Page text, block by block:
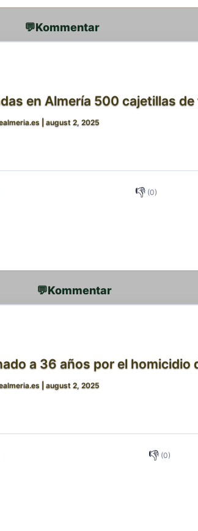
💬
en Almería 500 cajetillas
august 2, 2025
👎 (0)
💬
a 36 años por el homicidio
august 2, 2025
👎 (0)